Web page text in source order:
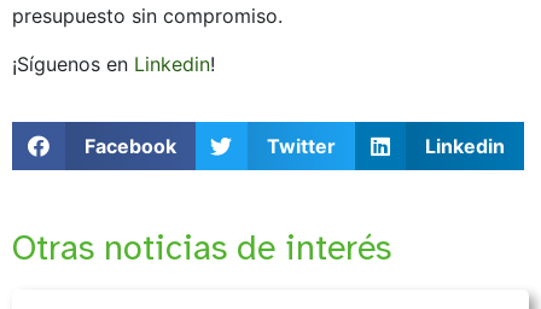
presupuesto sin compromiso.
¡Síguenos en Linkedin!
Facebook Twitter Linkedin
Otras noticias de interés